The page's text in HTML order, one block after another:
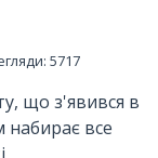
5717
що з'явився в
набирає все